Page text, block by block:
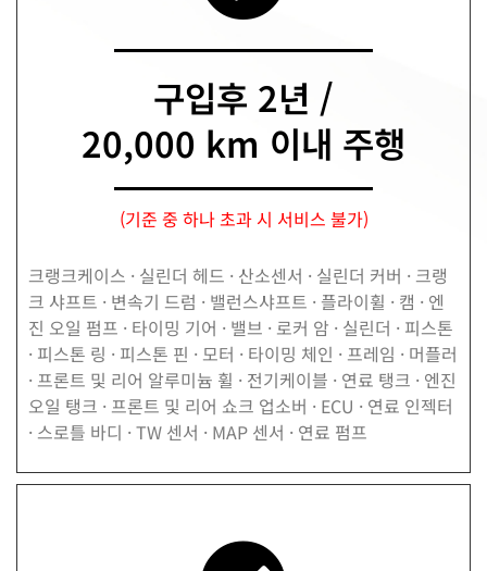
구입후 2년 /
20,000 km 이내 주행
(기준 중 하나 초과 시 서비스 불가)
크랭크케이스 · 실린더 헤드 · 산소센서 · 실린더 커버 · 크랭
크 샤프트 · 변속기 드럼 · 밸런스샤프트 · 플라이휠 · 캠 · 엔
진 오일 펌프 · 타이밍 기어 · 밸브 · 로커 암 · 실린더 · 피스톤
· 피스톤 링 · 피스톤 핀 · 모터 · 타이밍 체인 · 프레임 · 머플러
· 프론트 및 리어 알루미늄 휠 · 전기케이블 · 연료 탱크 · 엔진
오일 탱크 · 프론트 및 리어 쇼크 업소버 · ECU · 연료 인젝터
· 스로틀 바디 · TW 센서 · MAP 센서 · 연료 펌프